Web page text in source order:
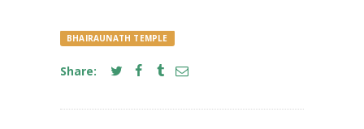
BHAIRAUNATH TEMPLE
Share:
FORESTS